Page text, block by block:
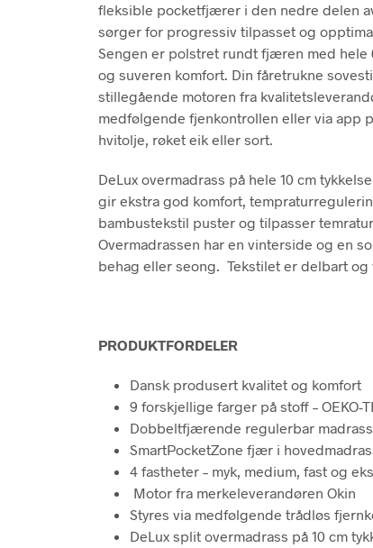
fleksible pocketfjærer i den nedre delen
sørger for progressiv tilpasset og
Sengen er polstret rundt fjæren med
og suveren komfort. Din fåretrukne
stillegående motoren fra
medfølgende fjenkontrollen eller via app
hvitolje, røket eik eller sort.
DeLux overmadrass på hele 10 cm
gir ekstra god komfort,
bambustekstil puster og tilpasser
Overmadrassen har en vinterside og en
behag eller seong. Tekstilet er delbart og
PRODUKTFORDELER
Dansk produsert kvalitet og komfort
9 forskjellige farger på stoff – OEKO-
Dobbeltfjærende regulerbar madrass
SmartPocketZone fjær i
4 fastheter – myk, medium, fast og
Motor fra merkeleverandøren Okin
Styres via medfølgende trådløs
DeLux split overmadrass på 10 cm